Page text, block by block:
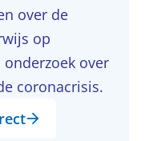
over de
op
over
coronacrisis.